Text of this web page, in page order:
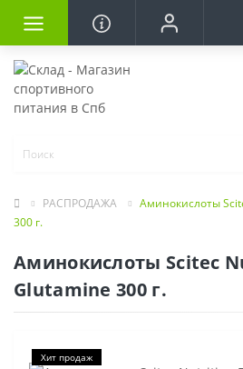
РАСПРОДАЖА
Аминокислоты
300 г.
Аминокислоты Scitec
Glutamine 300 г.
Хит продаж